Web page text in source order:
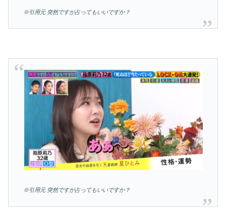
※引用元 突然ですが占ってもいいですか？
※引用元 突然ですが占ってもいいですか？